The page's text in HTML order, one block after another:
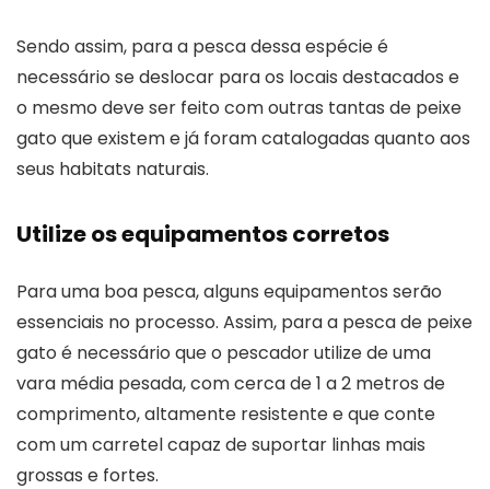
Sendo assim, para a pesca dessa espécie é
necessário se deslocar para os locais destacados e
o mesmo deve ser feito com outras tantas de peixe
gato que existem e já foram catalogadas quanto aos
seus habitats naturais.
Utilize os equipamentos corretos
Para uma boa pesca, alguns equipamentos serão
essenciais no processo. Assim, para a pesca de peixe
gato é necessário que o pescador utilize de uma
vara média pesada, com cerca de 1 a 2 metros de
comprimento, altamente resistente e que conte
com um carretel capaz de suportar linhas mais
grossas e fortes.